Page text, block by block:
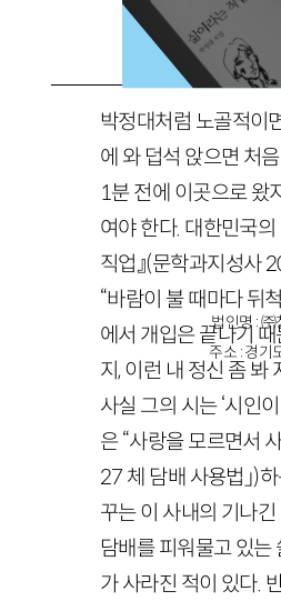
박정대처럼 노골적이
에 와 덥석 앉으면 처
1분 전에 이곳으로 왔
여야 한다. 대한민국
직업』(문학과지성사
“바람이 불 때마다 뒤
에서 개입은 끝나기
지, 이런 내 정신 좀 봐
사실 그의 시는 ‘시인
은 “사랑을 모르면서
27 체 담배 사용법」)
꾸는 이 사내의 기나긴
담배를 피워물고 있는
가 사라진 적이 있다.
법인명 :
주소 : 경기